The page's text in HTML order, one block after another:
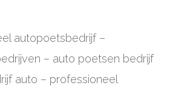
autopoetsbedrijf–
– auto poetsen bedrijf
auto – professioneel